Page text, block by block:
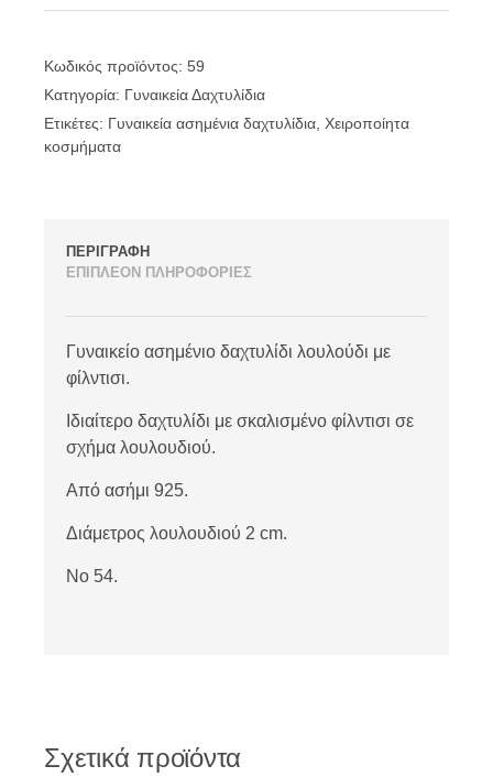
Κωδικός προϊόντος: 59
Κατηγορία: Γυναικεία Δαχτυλίδια
Ετικέτες: Γυναικεία ασημένια δαχτυλίδια, Χειροποίητα
κοσμήματα
ΠΕΡΙΓΡΑΦΗ
ΕΠΙΠΛΕΟΝ ΠΛΗΡΟΦΟΡΙΕΣ
Γυναικείο ασημένιο δαχτυλίδι λουλούδι με
φίλντισι.
Ιδιαίτερο δαχτυλίδι με σκαλισμένο φίλντισι σε
σχήμα λουλουδιού.
Από ασήμι 925.
Διάμετρος λουλουδιού 2 cm.
Νο 54.
Σχετικά προϊόντα